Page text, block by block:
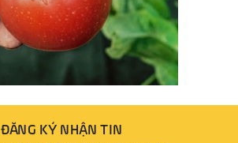
ĐĂNG KÝ NHẬN TIN